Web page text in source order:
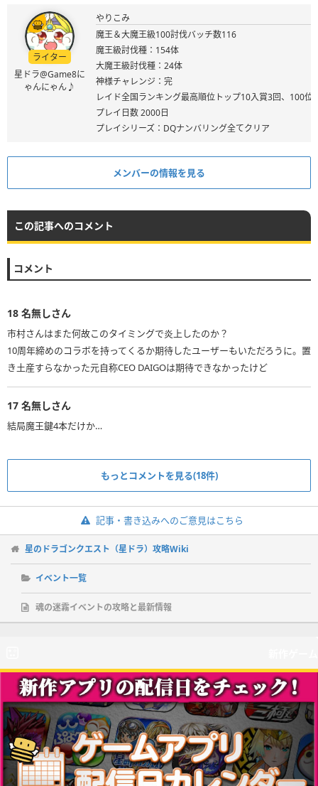
ライター
星ドラ@Game8に
ゃんにゃん♪
やりこみ
魔王＆大魔王級100討伐バッチ数116
魔王級討伐種：154体
大魔王級討伐種：24体
神様チャレンジ：完
レイド全国ランキング最高順位トップ10入賞3回、100位
プレイ日数 2000日
プレイシリーズ：DQナンバリング全てクリア
メンバーの情報を見る
この記事へのコメント
コメント
18 名無しさん
市村さんはまた何故このタイミングで炎上したのか？
10周年締めのコラボを持ってくるか期待したユーザーもいただろうに。置
き土産すらなかった元自称CEO DAIGOは期待できなかったけど
17 名無しさん
結局魔王鍵4本だけか…
もっとコメントを見る(18件)
記事・書き込みへのご意見はこちら
星のドラゴンクエスト（星ドラ）攻略Wiki
イベント一覧
魂の迷霧イベントの攻略と最新情報